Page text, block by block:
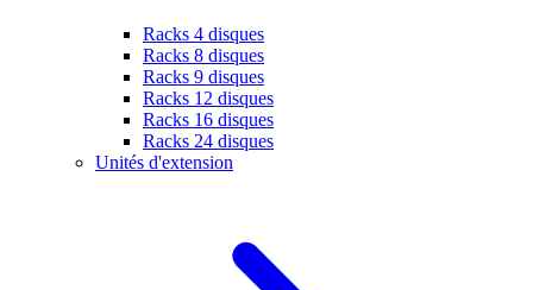
Racks 4 disques
Racks 8 disques
Racks 9 disques
Racks 12 disques
Racks 16 disques
Racks 24 disques
Unités d'extension